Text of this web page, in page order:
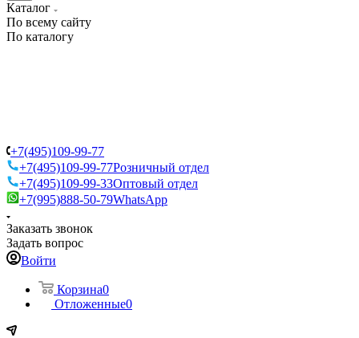
Каталог
По всему сайту
По каталогу
+7(495)109-99-77
+7(495)109-99-77Розничный отдел
+7(495)109-99-33Оптовый отдел
+7(995)888-50-79WhatsApp
Заказать звонок
Задать вопрос
Войти
Корзина0
Отложенные0